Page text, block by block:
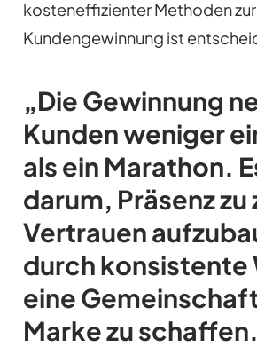
kosteneffizienter Methoden zur
Kundengewinnung ist
„Die Gewinnung
Kunden weniger
als ein Marathon.
darum, Präsenz zu
Vertrauen
durch konsistente
eine
Marke zu